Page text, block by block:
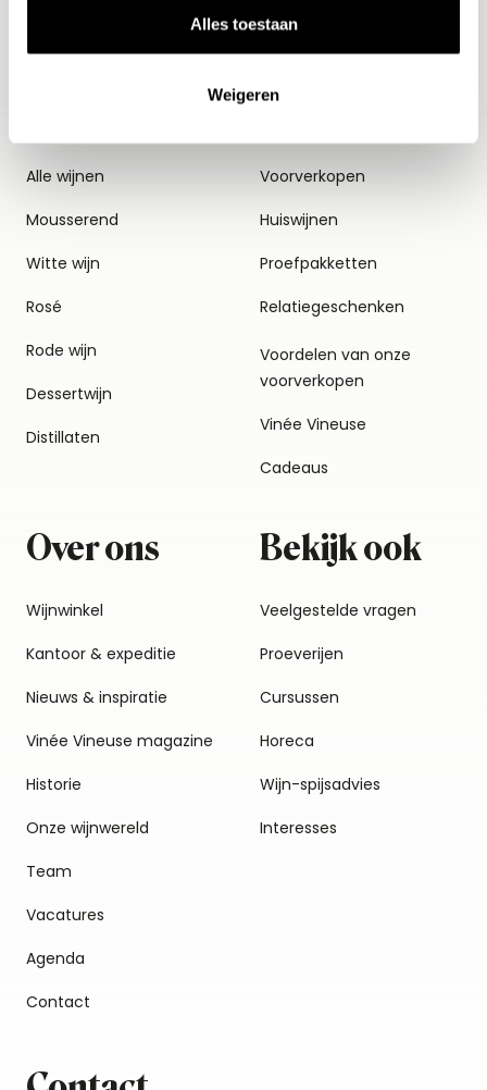
Alles toestaan
Weigeren
Alle wijnen
Mousserend
Witte wijn
Rosé
Rode wijn
Dessertwijn
Distillaten
Thema's
Voorverkopen
Huiswijnen
Proefpakketten
Relatiegeschenken
Voordelen van onze
voorverkopen
Vinée Vineuse
Cadeaus
Over ons
Wijnwinkel
Kantoor & expeditie
Nieuws & inspiratie
Vinée Vineuse magazine
Historie
Onze wijnwereld
Team
Vacatures
Agenda
Contact
Bekijk ook
Veelgestelde vragen
Proeverijen
Cursussen
Horeca
Wijn-spijsadvies
Interesses